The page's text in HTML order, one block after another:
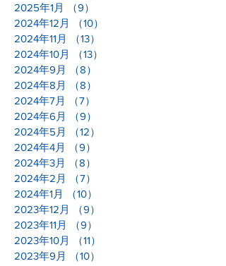
2025年1月
（9）
2024年12月
（10）
2024年11月
（13）
2024年10月
（13）
2024年9月
（8）
2024年8月
（8）
2024年7月
（7）
2024年6月
（9）
2024年5月
（12）
2024年4月
（9）
2024年3月
（8）
2024年2月
（7）
2024年1月
（10）
2023年12月
（9）
2023年11月
（9）
2023年10月
（11）
2023年9月
（10）